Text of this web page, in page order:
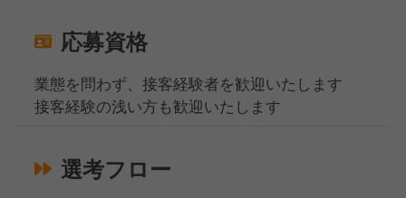
応募資格
業態を問わず、接客経験者を歓迎いたします
接客経験の浅い方も歓迎いたします
選考フロー